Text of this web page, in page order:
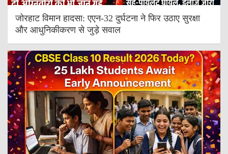
जोरहाट विमान हादसा: एएन-32 दुर्घटना ने फिर उठाए सुरक्षा
और आधुनिकीकरण से जुड़े सवाल